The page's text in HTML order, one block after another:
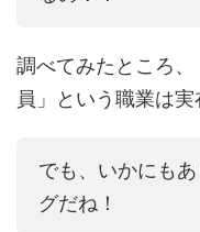
調べてみたところ
員」という職業は実
でも、いかにも
グだね！